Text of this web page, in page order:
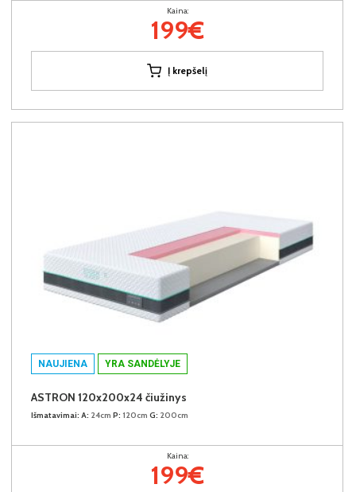
Kaina:
199€
Į krepšelį
NAUJIENA YRA SANDĖLYJE
ASTRON 120x200x24 čiužinys
Išmatavimai: A: 24cm P: 120cm G: 200cm
Kaina:
199€